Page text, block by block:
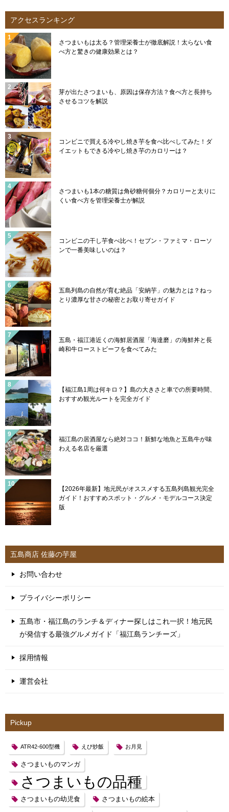
アクセスランキング
さつまいもは太る？管理栄養士が徹底解説！太らない食
べ方と驚きの健康効果とは？
芽が出たさつまいも、原因は保存方法？食べ方と長持ち
させるコツを解説
コンビニで買える冷やし焼き芋を食べ比べしてみた！ダ
イエットもできる冷やし焼き芋のカロリーは？
さつまいも1本の糖質は角砂糖何個分？カロリーと太りに
くい食べ方を管理栄養士が解説
コンビニの干し芋食べ比べ！セブン・ファミマ・ローソ
ンで一番美味しいのは？
五島列島の自然が育む絶品「安納芋」の魅力とは？ねっ
とり濃厚な甘さの秘密とお取り寄せガイド
五島・福江港近くの海鮮居酒屋「海達磨」の海鮮丼と長
崎和牛ローストビーフを食べてみた
【福江島1周は何キロ？】島の大きさと車での所要時間、
おすすめ観光ルートを完全ガイド
福江島の居酒屋なら絶対ココ！新鮮な地魚と五島牛が味
わえる名店を厳選
【2026年最新】地元民がオススメする五島列島観光完全
ガイド！おすすめスポット・グルメ・モデルコース決定
版
五島商店 佐藤の芋屋
お問い合わせ
プライバシーポリシー
五島市・福江島のランチ＆ディナー探しはこれ一択！地元民
が発信する最強グルメガイド「福江島ランチーズ」
採用情報
運営会社
Pickup
ATR42-600型機 えび炒飯 お月見
さつまいものマンガ
さつまいもの品種
さつまいもの幼児食 さつまいもの絵本